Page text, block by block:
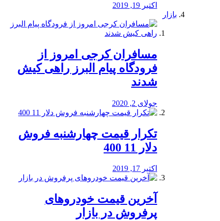
اکتبر 19, 2019
بازار
مسافران کرجی امروز از
فرودگاه پیام البرز راهی کیش
شدند
جولای 2, 2020
تکرار قیمت چهارشنبه فروش
دلار 11 400
اکتبر 17, 2019
آخرین قیمت خودرو‌های
پرفروش در بازار